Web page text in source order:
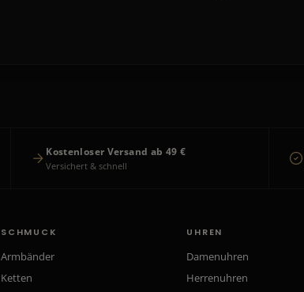
Kostenloser Versand ab 49 €
Versichert & schnell
SCHMUCK
Armbänder
Ketten
UHREN
Damenuhren
Herrenuhren